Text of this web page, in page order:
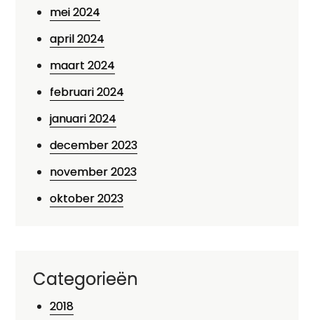
mei 2024
april 2024
maart 2024
februari 2024
januari 2024
december 2023
november 2023
oktober 2023
Categorieën
2018